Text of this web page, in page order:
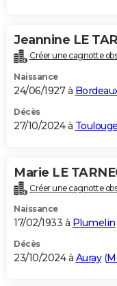
Jeannine LE
Créer une cagnotte
Naissance
24/06/1927 à
Décès
27/10/2024 à
Marie LE
Créer une cagnotte
Naissance
17/02/1933 à Plumelin
Décès
23/10/2024 à Auray(